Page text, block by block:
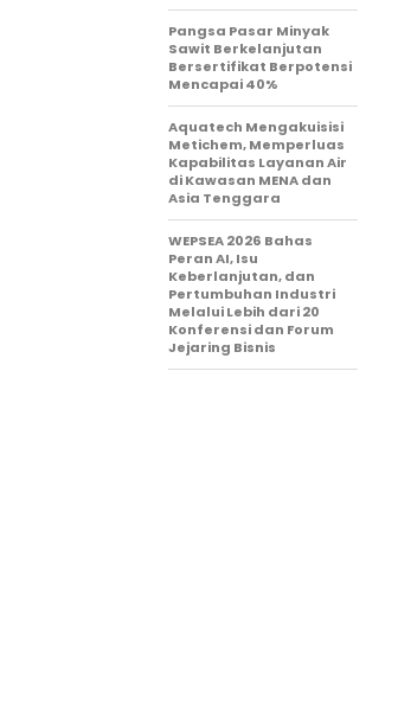
Pangsa Pasar Minyak
Sawit Berkelanjutan
Bersertifikat Berpotensi
Mencapai 40%
Aquatech Mengakuisisi
Metichem, Memperluas
Kapabilitas Layanan Air
di Kawasan MENA dan
Asia Tenggara
WEPSEA 2026 Bahas
Peran AI, Isu
Keberlanjutan, dan
Pertumbuhan Industri
Melalui Lebih dari 20
Konferensi dan Forum
Jejaring Bisnis